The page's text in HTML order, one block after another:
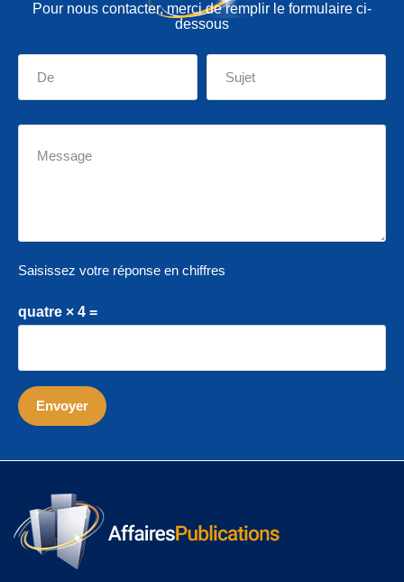
Pour nous contacter, merci de remplir le formulaire ci-
dessous
Saisissez votre réponse en chiffres
quatre × 4 =